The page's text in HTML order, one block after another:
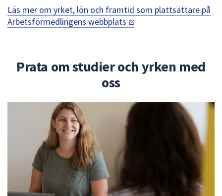
Läs mer om yrket, lön och framtid som plattsättare på
Arbetsförmedlingens webbplats
Prata om studier och yrken med
oss